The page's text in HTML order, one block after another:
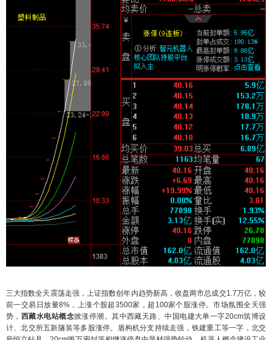
三大指数全天震荡走强，上证指数创年内趋势新高，收盘两市总成交1.7万亿，较
前一交易日放量8%，上涨个股超3500家，超100家个股涨停。市场氛围全天强
势， 西藏水电站概念掀涨停潮。其中西藏天路、中国电建大单一字20cm筑博设
计、北交所五新隧装等多股涨停。盾构机分支持续走强，铁建重工等一字，北交